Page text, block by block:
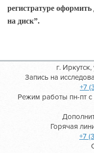
регистратуре
на диск”.
г.
Запись на
+7
Режим работы пн-пт
Горячая
+7